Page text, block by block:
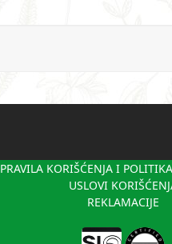
PRAVILA KORIŠĆENJA I
USLOVI
REKLAMACIJE